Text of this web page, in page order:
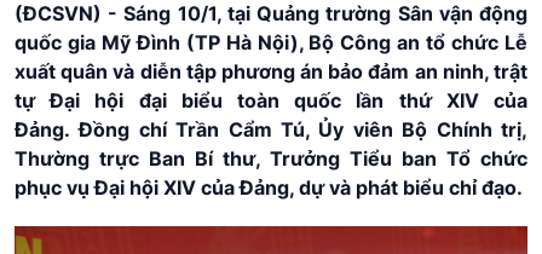
(ĐCSVN) -Sáng 10/1, tại Quảng trường Sân vận động
quốc gia Mỹ Đình (TP Hà Nội), Bộ Công an tổ chức Lễ
xuất quân và diễn tập phương án bảo đảm an ninh, trật
tự Đại hội đại biểu toàn quốc lần thứ XIV của
Đảng. Đồng chí Trần Cẩm Tú, Ủy viên Bộ Chính trị,
Thường trực Ban Bí thư, Trưởng Tiểu ban Tổ chức
phục vụ Đại hội XIV của Đảng, dự và phát biểu chỉ đạo.